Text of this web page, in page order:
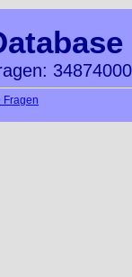
Fragen